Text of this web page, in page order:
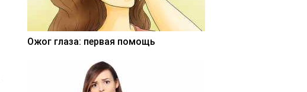
Ожог глаза: первая помощь